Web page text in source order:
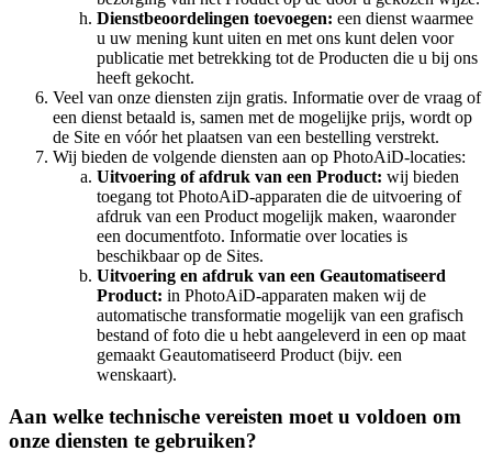
Dienstbeoordelingen toevoegen: een dienst waarmee
u uw mening kunt uiten en met ons kunt delen voor
publicatie met betrekking tot de Producten die u bij ons
heeft gekocht.
Veel van onze diensten zijn gratis. Informatie over de vraag of
een dienst betaald is, samen met de mogelijke prijs, wordt op
de Site en vóór het plaatsen van een bestelling verstrekt.
Wij bieden de volgende diensten aan op PhotoAiD-locaties:
Uitvoering of afdruk van een Product: wij bieden
toegang tot PhotoAiD-apparaten die de uitvoering of
afdruk van een Product mogelijk maken, waaronder
een documentfoto. Informatie over locaties is
beschikbaar op de Sites.
Uitvoering en afdruk van een Geautomatiseerd
Product: in PhotoAiD-apparaten maken wij de
automatische transformatie mogelijk van een grafisch
bestand of foto die u hebt aangeleverd in een op maat
gemaakt Geautomatiseerd Product (bijv. een
wenskaart).
Aan welke technische vereisten moet u voldoen om
onze diensten te gebruiken?